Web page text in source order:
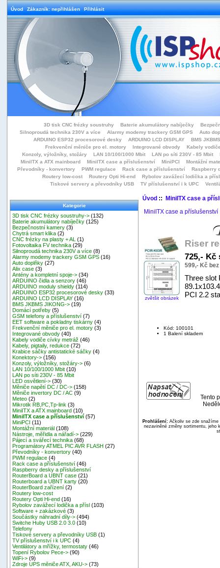
Úvod Zákazník: nepřihlášen Přihlásit
3D tisk CNC frézky soustruhy Baterie akumulátory nabíječky
Silnoproudá technika 230V a více
Alarmy modemy trackery GSM GPS
Auto
ARDUINO ESP32 procesorové desky
ARDUINO LCD DISPLAY
BMS
Frekvenční měniče pro el. motory
Integrované obvody
Kabely
Konzoly, výložníky, stožáry
LAN 10/100/1000 Mbit LAN po síti 230V - 85 Mbit
MiniITX a ATX mainboard
MiniITX case a příslušenství MiniPCI
Montážní
Převodníky - konvertory
PWM regulace Rack case a příslušenství
Raspberry
Routery low-cost
Routery Opti Hi-end
Rybolov zavážecí lodička a přísl
Tiskové servery a převodníky USB
TV příslušenství i k UPC
Kategorie
3D tisk CNC frézky soustruhy-> (132)
Baterie akumulátory nabíječky (125)
Bezpečnostní kamery (3)
Chytrá smart klika (2)
CNC frézky na plasty + AL
(1)
Fotovoltaika FV technika (29)
Silnoproudá technika 230V a více (8)
Alarmy modemy trackery GSM GPS (16)
Auto doplňky (27)
Alix case (3)
Antény a kompletní spoje-> (34)
ARDUINO čidla a senzory (46)
ARDUINO moduly shieldy (114)
ARDUINO ESP32 procesorové desky (33)
ARDUINO LCD DISPLAY (16)
BMS JKBMS JIKONG-> (19)
Domácí potřeby (5)
GSM telefony a příslušenství (7)
EET software a pokladny tiskárny (4)
Frekvenční měniče pro el. motory (3)
Integrované obvody (40)
Kabely vodiče cívky metráž (46)
Kabely, pigtaily, redukce (72)
Krabice sáčky antistatické sáčky (4)
Konektory-> (156)
Konzoly, výložníky, stožáry-> (6)
LAN 10/100/1000 Mbit (10)
LAN po síti 230V - 85 Mbit
LED osvětlení-> (30)
Měniče napětí DC / DC-> (158)
Měniče invertory DC / AC (9)
Meteo (2)
Mikrotik RB,PC,Tp-link (3)
MiniITX a ATX mainboard (10)
MiniITX case a příslušenství (57)
MiniPCI (11)
Montážní materiál (108)
Nástroje, měřidla a nářadí-> (229)
Pájecí a svářecí technika (68)
Programátory ATMEL PIC AVR FLASH (27)
Převodníky - konvertory (40)
PWM regulace (4)
Rack case a příslušenství (46)
Raspberry desky a příslušenství
RouterBoard a UBNT case (21)
Routerboard a UBNT karty (20)
RouterBoard zařízení (2)
Routery low-cost
Routery Opti Hi-end (16)
Rybolov zavážecí lodička a přísl (103)
Software + zakázkové (3)
Součástky náhradní díly-> (494)
Switche Huby USB 2.0 3.0 (10)
Telefony
Tiskové servery a převodníky USB (1)
TV příslušenství i k UPC (4)
Ventilátory a mřížky, termostaty (46)
Topení Rybolov Pece-> (90)
WiFi-> (9)
Zdroje UPS měniče ATX, AKU-> (73)
Úvod:: MiniITX case a
MiniITX case a příslušenství
zvětšit obrázek
Riser
725,- Kč
599,- Kč bez
Three slot
PCI 2.2
Kód: 100101
1 Balení skladem
Tento
Prohlášení:Ačkoliv se zde snažíme
nezaviněné změny sortimentu, jeho